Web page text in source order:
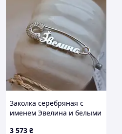
Заколка серебряная с
именем Эвелина и белыми
3 573 ₴